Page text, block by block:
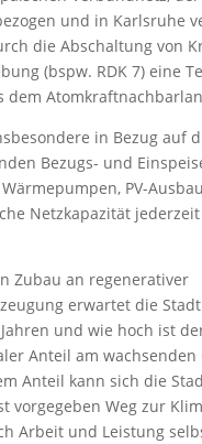
und in Karlsruhe
die Abschaltung von
(bspw. RDK 7) eine
dem
in Bezug auf
Bezugs- und
PV-
Netzkapazität
Zubau an regenerativer
erwartet die
und wie hoch ist
Anteil am wachsenden
Anteil kann sich die
vorgegeben Weg zur
Arbeit und Leistung